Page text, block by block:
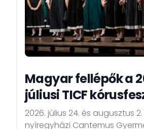
Magyar fellépők a
júliusi TICF
2026. július 24. és augusztus
nyíregyházi Cantemus